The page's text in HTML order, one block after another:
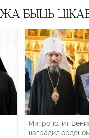
БЫЦЬ
Митрополит
наградил